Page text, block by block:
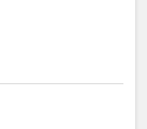
1951. nov.
tól 1961. nov. 26-ig
ápr. 3. között ismét
Dunaújváros.